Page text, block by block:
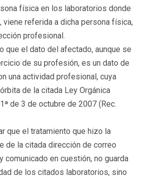
física en los laboratorios donde
referida a dicha persona física,
profesional.
que el dato del afectado, aunque se
de su profesión, es un dato de
una actividad profesional, cuya
de la citada Ley Orgánica
de 3 de octubre de 2007 (Rec.
que el tratamiento que hizo la
de la citada dirección de correo
comunicado en cuestión, no guarda
de los citados laboratorios, sino